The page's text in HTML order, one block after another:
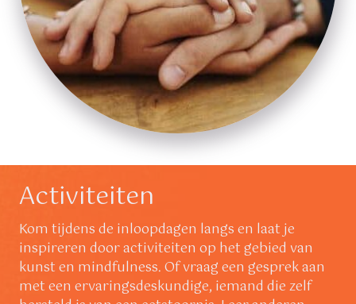
Activiteiten
Kom tijdens de inloopdagen langs en laat je
inspireren door activiteiten op het gebied van
kunst en mindfulness. Of vraag een gesprek aan
met een ervaringsdeskundige, iemand die zelf